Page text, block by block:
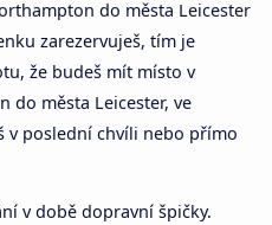
do města Leicester
zarezervuješ, tím je
že budeš mít místo v
do města Leicester, ve
v poslední chvíli nebo přímo
v době dopravní špičky.